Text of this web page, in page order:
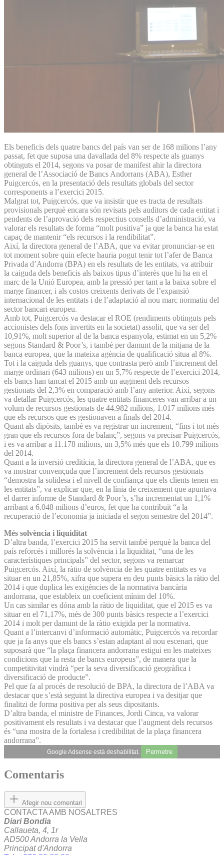
Els beneficis dels quatre bancs del país van ser de 168 milions l’any
passat, fet que suposa una davallada del 8% respecte als guanys
obtinguts el 2014, segons va posar de manifest ahir la directora
general de l’Associació de Bancs Andorrans (ABA), Esther
Puigcercós, en la presentació dels resultats globals del sector
corresponents a l’exercici 2015.
Malgrat tot, Puigcercós, que va insistir que es tracta de resultats
provisionals perquè encara són revisats pels auditors de cada entitat i
pendents de l’aprovació dels respectius consells d’administració, va
valorar els resultats de forma “molt positiva” ja que la banca ha estat
capaç de mantenir “els recursos i la rendibilitat”.
Així, la directora general de l’ABA, que va evitar pronunciar-se en
tot moment sobre quin efecte hauria pogut tenir tot l’afer de Banca
Privada d’Andorra (BPA) en els resultats de les entitats, va atribuir
la caiguda dels beneficis als baixos tipus d’interès que hi ha en el
marc de la Unió Europea, amb la pressió per tant a la baixa sobre el
marge financer, i als costos creixents derivats de l’expansió
internacional de les entitats i de l’adaptació al nou marc normatiu del
sector bancari europeu.
Amb tot, Puigcercós va destacar el ROE (rendiments obtinguts pels
accionistes dels fons invertits en la societat) assolit, que va ser del
10,91%, molt superior al de la banca espanyola, estimat en un 5,2%
segons Standard & Poor’s, i també per damunt de la mitjana de la
banca europea, que la mateixa agència de qualificació situa al 8%.
Tot i la caiguda dels guanys, que contrasta però amb l’increment del
marge ordinari (643 milions) en un 5,7% respecte de l’exercici 2014,
els bancs han tancat el 2015 amb un augment dels recursos
gestionats del 2,3% en comparació amb l’any anterior. Així, segons
va detallar Puigcercós, les quatre entitats financeres van arribar a un
volum de recursos gestionats de 44.982 milions, 1.017 milions més
que els recursos que es gestionaven a finals del 2014.
Quant als dipòsits, també es va registrar un increment, “fins i tot més
gran que els recursos fora de balanç”, segons va precisar Puigcercós,
i es va arribar a 11.178 milions, un 3,5% més que els 10.799 milions
del 2014.
Quant a la inversió creditícia, la directora general de l’ABA, que es
va mostrar convençuda que l’increment dels recursos gestionats
“demostra la solidesa i el nivell de confiança que els clients tenen en
les entitats”, va explicar que, en la línia de creixement que apuntava
el darrer informe de Standard & Poor’s, s’ha incrementat un 1,1%
arribant a 6.048 milions d’euros, fet que ha contribuït “a la
recuperació de l’economia ja iniciada el segon semestre del 2014”.
Més solvència i liquiditat
D’altra banda, l’exercici 2015 ha servit també perquè la banca del
país reforcés i millorés la solvència i la liquiditat, “una de les
característiques principals” del sector, segons va remarcar
Puigcercós. Així, la ràtio de solvència de les quatre entitats es va
situar en un 21,85%, xifra que supera en deu punts bàsics la ràtio del
2014 i que duplica les exigències de la normativa bancària
andorrana, que estableix un coeficient mínim del 10%.
Un cas similar es dóna amb la ràtio de liquiditat, que el 2015 es va
situar en el 71,17%, més de 300 punts bàsics respecte a l’exercici
2014 i molt per damunt de la ràtio exigida per la normativa.
Quant a l’intercanvi d’informació automàtic, Puigcercós va recordar
que ja fa anys que els bancs s’estan adaptant al nou escenari, que
suposarà que “la plaça financera andorrana estigui en les mateixes
condicions que la resta de bancs europeus”, de manera que la
competitivitat vindrà “per la seva diversificació geogràfica i
diversificació de producte”.
Pel que fa al procés de resolució de BPA, la directora de l’ABA va
destacar que s’està seguint la directiva europea i va desitjar que
finalitzi de forma positiva per als seus dipositants.
D’altra banda, el ministre de Finances, Jordi Cinca, va valorar
positivament els resultats i va destacar que l’augment dels recursos
és “una mostra de la fortalesa i credibilitat de la plaça financera
andorrana”.
Google Adsense està deshabilitat. Permetre
Comentaris
Afegir nou comentari
CONTACTA AMB NOSALTRES
Diari Bondia
Callaueta, 4, 1r
AD500 Andorra la Vella
Principat d'Andorra